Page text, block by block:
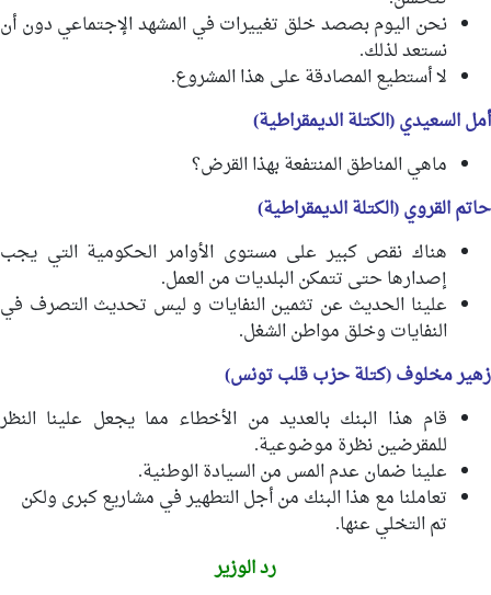
نحن اليوم بصصد خلق تغييرات في المشهد الإجتماعي دون أن
نستعد لذلك.
لا أستطيع المصادقة على هذا المشروع.
أمل السعيدي (الكتلة الديمقراطية)
ماهي المناطق المنتفعة بهذا القرض؟
حاتم القروي (الكتلة الديمقراطية)
هناك نقص كبير على مستوى الأوامر الحكومية التي يجب
إصدارها حتى تتمكن البلديات من العمل.
علينا الحديث عن تثمين النفايات و ليس تحديث التصرف في
النفايات وخلق مواطن الشغل.
زهير مخلوف (كتلة حزب قلب تونس)
قام هذا البنك بالعديد من الأخطاء مما يجعل علينا النظر
للمقرضين نظرة موضوعية.
علينا ضمان عدم المس من السيادة الوطنية.
تعاملنا مع هذا البنك من أجل التطهير في مشاريع كبرى ولكن
تم التخلي عنها.
رد الوزير